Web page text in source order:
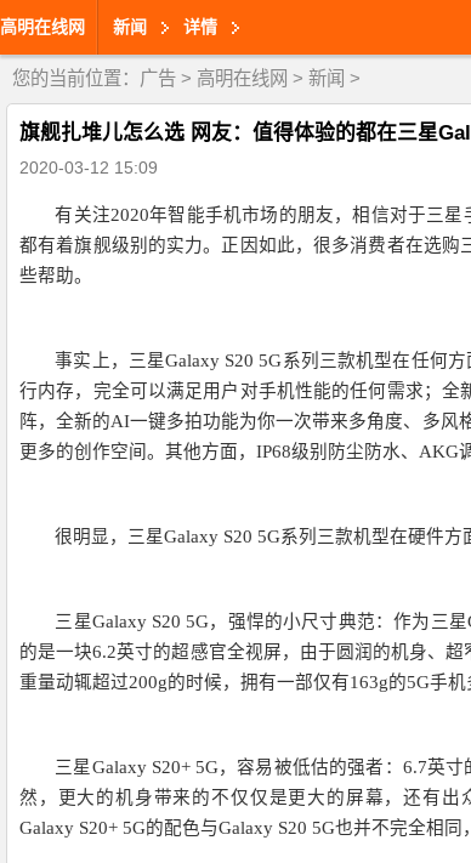
高明在线网 新闻 详情
您的当前位置： 广告 > 高明在线网 > 新闻 >
旗舰扎堆儿怎么选 网友：值得体验的都在三星
2020-03-12 15:09
有关注2020年智能手机市场的朋友，相信对于三星
都有着旗舰级别的实力。正因如此，很多消费者在选购
些帮助。
事实上，三星Galaxy S20 5G系列三款机型在任何
行内存，完全可以满足用户对手机性能的任何需求；
阵，全新的AI一键多拍功能为你一次带来多角度、多
更多的创作空间。其他方面，IP68级别防尘防水、AKG
很明显，三星Galaxy S20 5G系列三款机型在硬件
三星Galaxy S20 5G，强悍的小尺寸典范：作为三
的是一块6.2英寸的超感官全视屏，由于圆润的机身、
重量动辄超过200g的时候，拥有一部仅有163g的5G手
三星Galaxy S20+ 5G，容易被低估的强者：6.7英
然，更大的机身带来的不仅仅是更大的屏幕，还有
Galaxy S20+ 5G的配色与Galaxy S20 5G也并不完全相